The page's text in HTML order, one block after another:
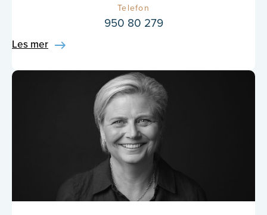
Telefon
950 80 279
Les mer